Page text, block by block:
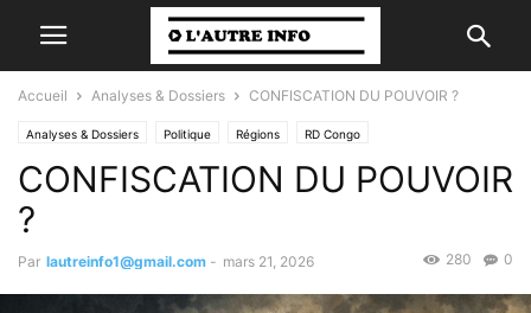
Accueil Analyses & Dossiers CONFISCATION DU POUVOIR ?
Analyses & Dossiers Politique Régions RD Congo
CONFISCATION DU POUVOIR
?
Par lautreinfo1@gmail.com - mars 21, 2026 0
280